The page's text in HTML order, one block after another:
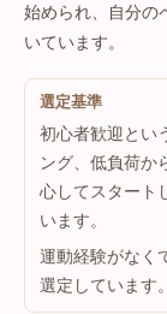
始められ、自分の
いています。
選定基準
初心者歓迎とい
ング、低負荷か
心してスタート
います。
運動経験がなく
選定しています。